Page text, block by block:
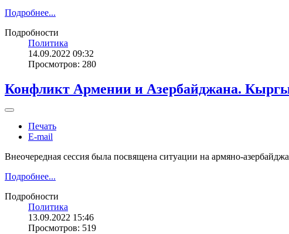
Подробнее...
Подробности
Политика
14.09.2022 09:32
Просмотров: 280
Конфликт Армении и Азербайджана.
Печать
E-mail
Внеочередная сессия была посвящена ситуации на армяно-
Подробнее...
Подробности
Политика
13.09.2022 15:46
Просмотров: 519